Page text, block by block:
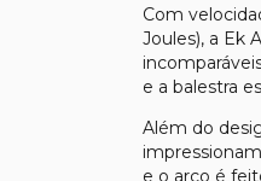
Com
Joules), a Ek
e a balestra
Além do
e o arco é